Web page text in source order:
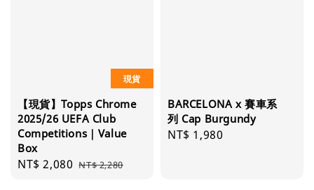
現貨
【現貨】Topps Chrome
2025/26 UEFA Club
Competitions｜Value
Box
Sale
NT$ 2,080 Regular
NT$ 2,280
BARCELONA x 賽車系
列 Cap Burgundy
Regular
NT$ 1,980